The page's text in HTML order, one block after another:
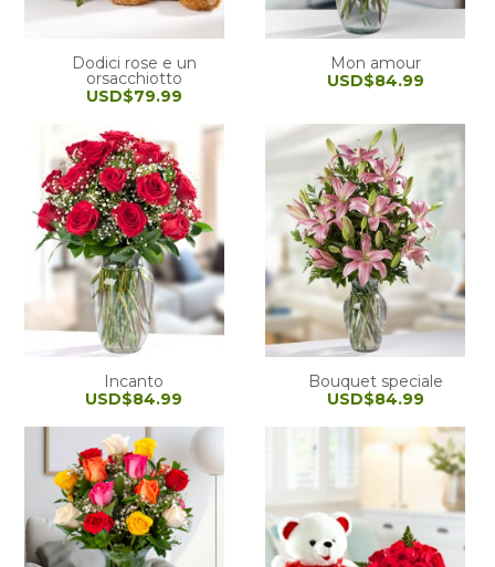
Dodici rose e un
orsacchiotto
USD$79.99
Mon amour
USD$84.99
Incanto
USD$84.99
Bouquet speciale
USD$84.99